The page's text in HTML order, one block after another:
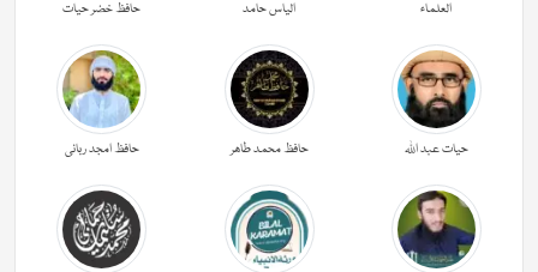
العلماء الیاس حامد حافظ خضر حیات
حیات عبد اللہ حافظ محمد طاھر حافظ امجد ربانی